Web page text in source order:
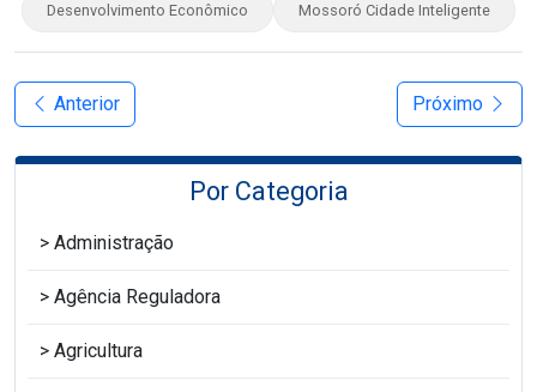
Desenvolvimento Econômico Mossoró Cidade Inteligente
Anterior Próximo
Por Categoria
Administração
Agência Reguladora
Agricultura